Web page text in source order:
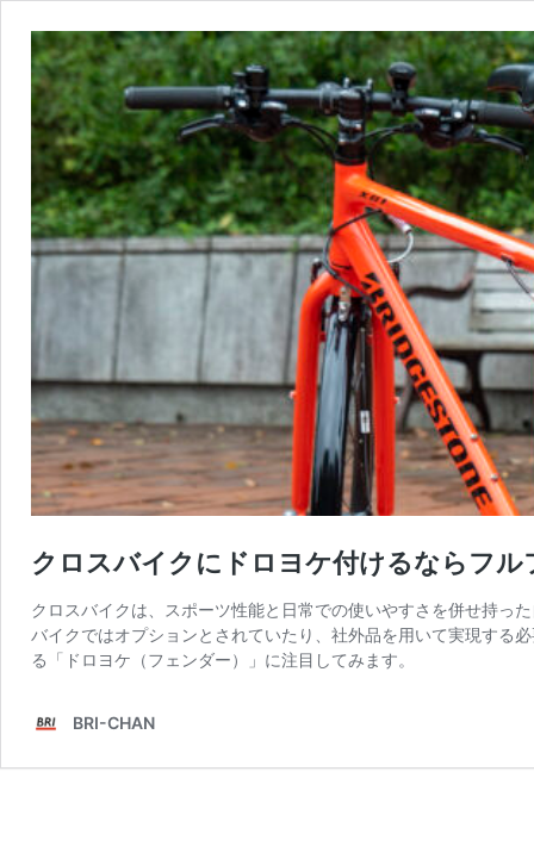
クロスバイクにドロヨケ付けるならフ
クロスバイクは、スポーツ性能と日常での使いやすさを併せ持っ
バイクではオプションとされていたり、社外品を用いて実現する
る「ドロヨケ（フェンダー）」に注目してみます。
BRI-CHAN